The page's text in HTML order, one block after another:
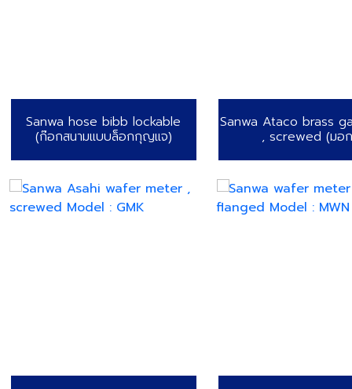
Sanwa hose bibb lockable
(ก๊อกสนามแบบล็อกกุญแจ)
Sanwa Ataco brass
, screwed (มอ